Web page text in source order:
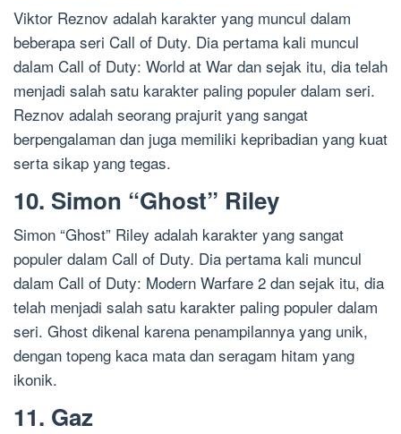
Viktor Reznov adalah karakter yang muncul dalam
beberapa seri Call of Duty. Dia pertama kali muncul
dalam Call of Duty: World at War dan sejak itu, dia telah
menjadi salah satu karakter paling populer dalam seri.
Reznov adalah seorang prajurit yang sangat
berpengalaman dan juga memiliki kepribadian yang kuat
serta sikap yang tegas.
10. Simon “Ghost” Riley
Simon “Ghost” Riley adalah karakter yang sangat
populer dalam Call of Duty. Dia pertama kali muncul
dalam Call of Duty: Modern Warfare 2 dan sejak itu, dia
telah menjadi salah satu karakter paling populer dalam
seri. Ghost dikenal karena penampilannya yang unik,
dengan topeng kaca mata dan seragam hitam yang
ikonik.
11. Gaz